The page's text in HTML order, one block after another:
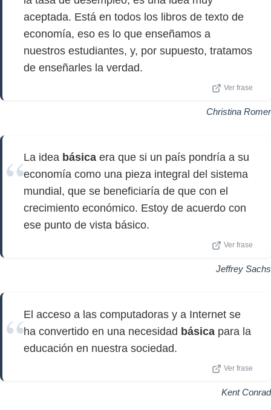
aceptada. Está en todos los libros de texto de
economía, eso es lo que enseñamos a
nuestros estudiantes, y, por supuesto, tratamos
de enseñarles la verdad.
Ver frase
Christina Romer
La idea básica era que si un país pondría a su
economía como una pieza integral del sistema
mundial, que se beneficiaría de que con el
crecimiento económico. Estoy de acuerdo con
ese punto de vista básico.
Ver frase
Jeffrey Sachs
El acceso a las computadoras y a Internet se
ha convertido en una necesidad básica para la
educación en nuestra sociedad.
Ver frase
Kent Conrad